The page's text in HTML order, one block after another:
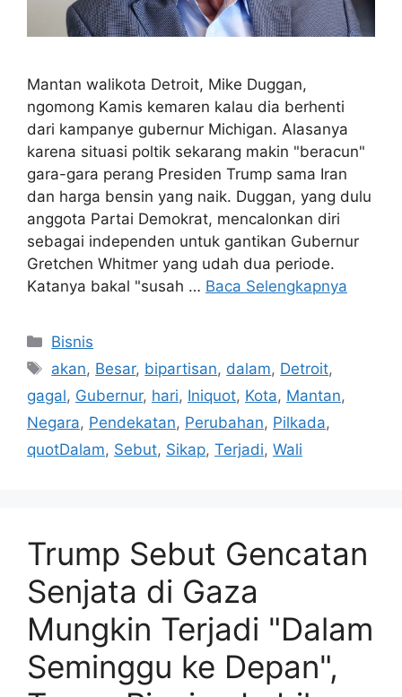
Mantan walikota Detroit, Mike Duggan,
ngomong Kamis kemaren kalau dia berhenti
dari kampanye gubernur Michigan. Alasanya
karena situasi poltik sekarang makin "beracun"
gara-gara perang Presiden Trump sama Iran
dan harga bensin yang naik. Duggan, yang dulu
anggota Partai Demokrat, mencalonkan diri
sebagai independen untuk gantikan Gubernur
Gretchen Whitmer yang udah dua periode.
Katanya bakal "susah … Baca Selengkapnya
Kategori
Bisnis
Tag
akan, Besar, bipartisan, dalam, Detroit,
gagal, Gubernur, hari, Iniquot, Kota, Mantan,
Negara, Pendekatan, Perubahan, Pilkada,
quotDalam, Sebut, Sikap, Terjadi, Wali
Trump Sebut Gencatan
Senjata di Gaza
Mungkin Terjadi "Dalam
Seminggu ke Depan",